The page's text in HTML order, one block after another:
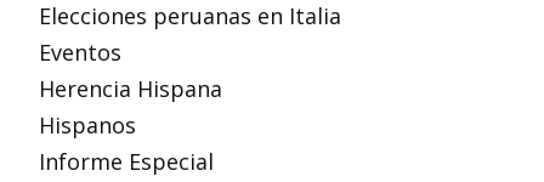
Elecciones peruanas en Italia
Eventos
Herencia Hispana
Hispanos
Informe Especial